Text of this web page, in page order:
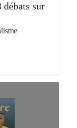
débats sur